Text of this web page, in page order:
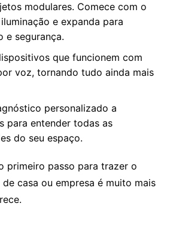
modulares. Comece com o
e expanda para
e segurança.
que funcionem com
voz, tornando tudo ainda mais
personalizado a
para entender todas as
do seu espaço.
primeiro passo para trazer o
casa ou empresa é muito mais